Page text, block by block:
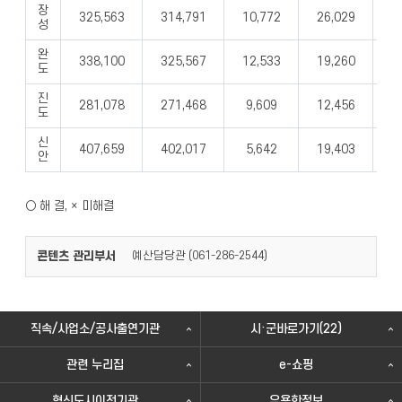
장
성
325,563 314,791 10,772 26,029
완
도
338,100 325,567 12,533 19,260
진
도
281,078 271,468 9,609 12,456
신
안
407,659 402,017 5,642 19,403
○ 해 결, × 미해결
콘텐츠 관리부서 예산담당관 (061-286-2544)
직속/사업소/공사출연기관 시·군바로가기(22)
관련 누리집 e-쇼핑